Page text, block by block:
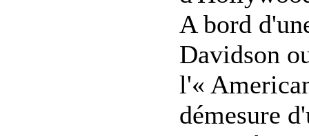
A bord
Davidson
l'«
démesure